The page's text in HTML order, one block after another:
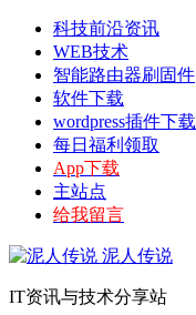
科技前沿资讯
WEB技术
智能路由器刷固件
软件下载
wordpress插件下载
每日福利领取
App下载
主站点
给我留言
泥人传说
IT资讯与技术分享站